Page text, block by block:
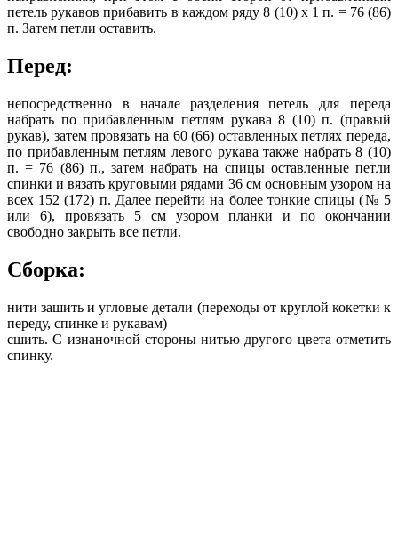
петель рукавов прибавить в каждом ряду 8 (10) х 1 п. = 76 (86)
п. Затем петли оставить.
Перед:
непосредственно в начале разделения петель для переда
набрать по прибавленным петлям рукава 8 (10) п. (правый
рукав), затем провязать на 60 (66) оставленных петлях переда,
по прибавленным петлям левого рукава также набрать 8 (10)
п. = 76 (86) п., затем набрать на спицы оставленные петли
спинки и вязать круговыми рядами 36 см основным узором на
всех 152 (172) п. Далее перейти на более тонкие спицы (№ 5
или 6), провязать 5 см узором планки и по окончании
свободно закрыть все петли.
Сборка:
нити зашить и угловые детали (переходы от круглой кокетки к
переду, спинке и рукавам)
сшить. С изнаночной стороны нитью другого цвета отметить
спинку.